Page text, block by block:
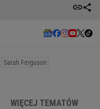
Sarah Ferguson
WIĘCEJ TEMATÓW